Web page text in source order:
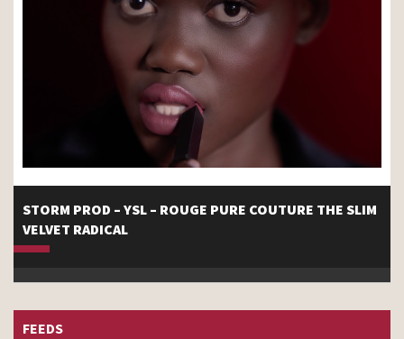
STORM PROD – YSL – ROUGE PURE COUTURE THE SLIM
VELVET RADICAL
FEEDS